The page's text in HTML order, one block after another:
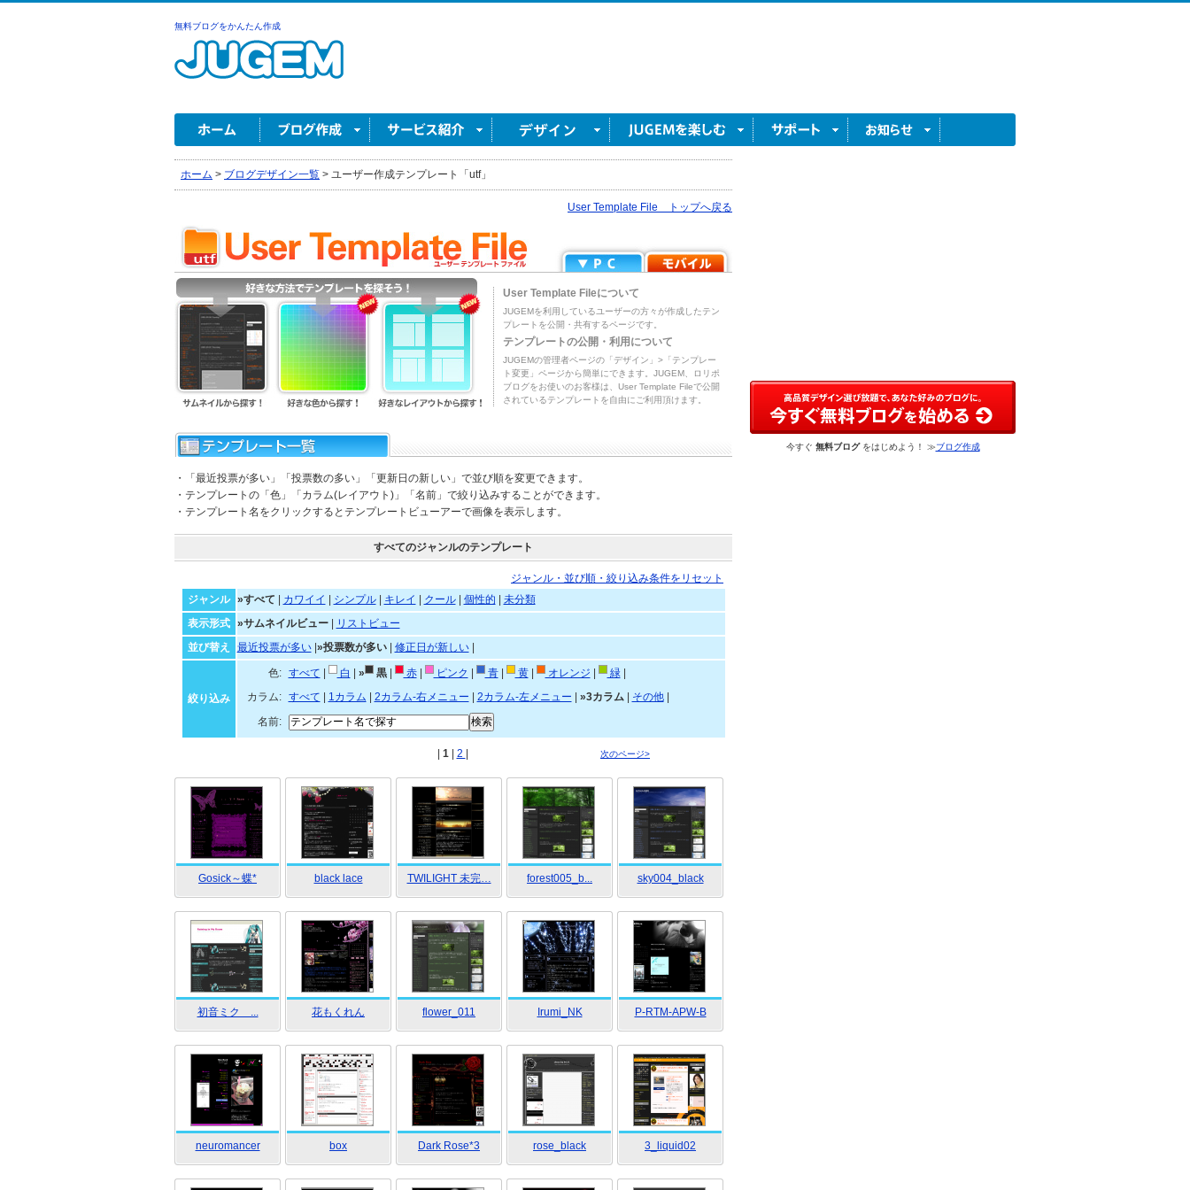
無料ブログをかんたん作成
ホーム > ブログデザイン一覧 > ユーザー作成テンプレート「utf」
User Template File トップへ戻る
User Template Fileについて
JUGEMを利用しているユーザーの方々が作成したテン
プレートを公開・共有するページです。
テンプレートの公開・利用について
JUGEMの管理者ページの「デザイン」>「テンプレー
ト変更」ページから簡単にできます。JUGEM、ロリポ
ブログをお使いのお客様は、User Template Fileで公開
されているテンプレートを自由にご利用頂けます。
・「最近投票が多い」「投票数の多い」「更新日の新しい」で並び順を変更できます。
・テンプレートの「色」「カラム(レイアウト)」「名前」で絞り込みすることができます。
・テンプレート名をクリックするとテンプレートビューアーで画像を表示します。
すべてのジャンルのテンプレート
ジャンル・並び順・絞り込み条件をリセット
ジャンル
»すべて カワイイ シンプル| キレイ クール| 個性的
未分類
表示形式
»サムネイルビュー|
リストビュー
並び替え
最近投票が多い| »投票数が多い| 修正日が新しい|
絞り込み
色: すべて 白 » 黒| 赤| ピンク 青| 黄| オレンジ 緑|
カラム:
すべて 1カラム 2カラム-右メニュー 2カラム-左メニュー »3カラム| その他|
名前:
1 2 次のページ>
Gosick～蝶* black lace TWILIGHT 未完… forest005_b... sky004_black
初音ミク ... 花もくれん flower_011 Irumi_NK P-RTM-APW-B
neuromancer box Dark Rose*3 rose_black 3_liquid02
今すぐ 無料ブログをはじめよう！ ≫ブログ作成